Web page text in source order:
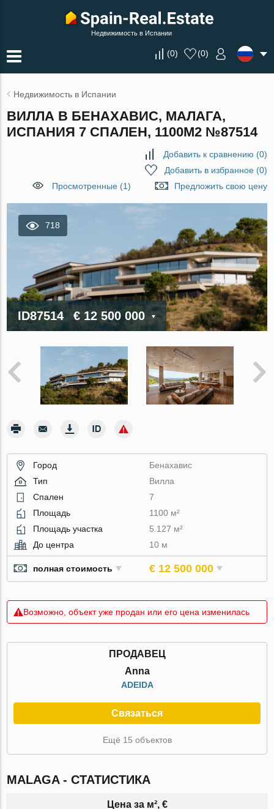
Недвижимость в Испании
(0) (0)
Недвижимость в Испании
ВИЛЛА В БЕНАХАВИС, МАЛАГА,
ИСПАНИЯ 7 СПАЛЕН, 1100М2 №87514
Добавить к сравнению (0)
Добавить в избранное(0)
Просмотренные (1)
Предложить свою цену
718
ID87514 € 12 500 000
Город
Бенахавис
Тип
Вилла
Спален
7
Площадь
1100 м²
Площадь участка
5.127 м²
До центра
10 м
полная стоимость € 12 500 000
Возможно, объект уже продан или его цена изменилась
ПРОДАВЕЦ
Anna
ADEIDA
Связаться
Ещё 15 объектов
MALAGA - СТАТИСТИКА
Цена за м², €